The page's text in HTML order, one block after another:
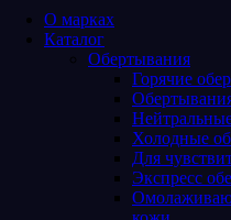
О марках
Каталог
Обертывания
Горячие
Холодные
Для
Экспресс